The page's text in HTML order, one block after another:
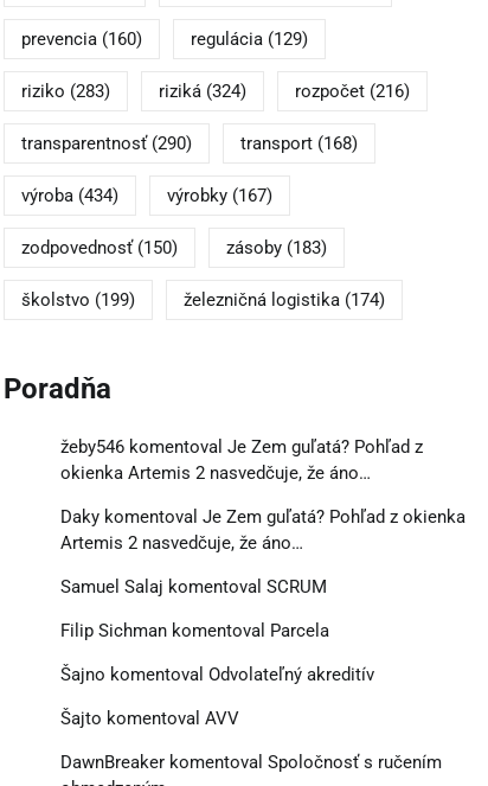
prevencia(160) regulácia(129)
riziko (283) riziká(324) rozpočet(216)
transparentnosť(290) transport(168)
výroba(434) výrobky(167)
zodpovednosť(150) zásoby(183)
školstvo (199) železničná logistika(174)
Poradňa
žeby546komentoval Je Zem guľatá? Pohľad z
okienka Artemis 2 nasvedčuje, že áno…
Dakykomentoval Je Zem guľatá? Pohľad z okienka
Artemis 2 nasvedčuje, že áno…
Samuel Salaj komentoval SCRUM
Filip Sichmankomentoval Parcela
Šajno komentoval Odvolateľný akreditív
Šajto komentoval AVV
DawnBreakerkomentoval Spoločnosť s ručením